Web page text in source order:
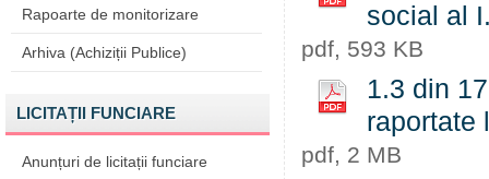
Rapoarte de monitorizare
Arhiva (Achiziții Publice)
LICITAȚII FUNCIARE
Anunțuri de licitații funciare
social al
pdf, 593 KB
1.3 din
raportate
pdf, 2 MB